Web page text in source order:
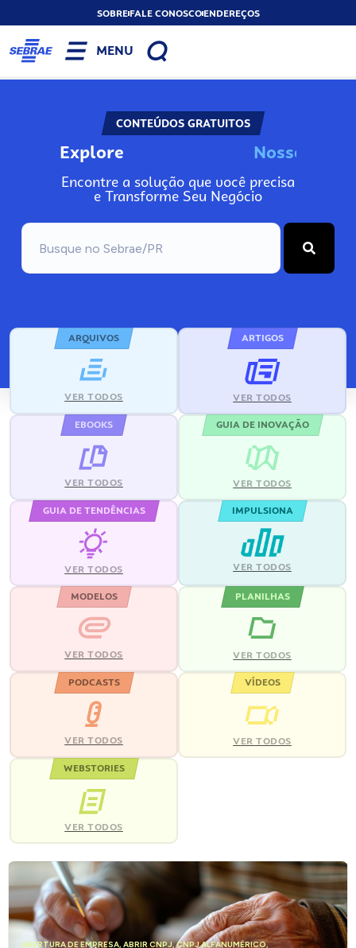
SOBREFALE CONOSCOENDEREÇOS
MENU
CONTEÚDOS GRATUITOS
Explore Nosso
Encontre a solução que você precisa
e Transforme Seu Negócio
ARQUIVOS
VER TODOS
ARTIGOS
VER TODOS
EBOOKS
VER TODOS
GUIA DE INOVAÇÃO
VER TODOS
GUIA DE TENDÊNCIAS
VER TODOS
IMPULSIONA
VER TODOS
MODELOS
VER TODOS
PLANILHAS
VER TODOS
PODCASTS
VER TODOS
VÍDEOS
VER TODOS
WEBSTORIES
VER TODOS
ABERTURA DE EMPRESA, ABRIR CNPJ,CNPJ ALFANUMÉRICO,